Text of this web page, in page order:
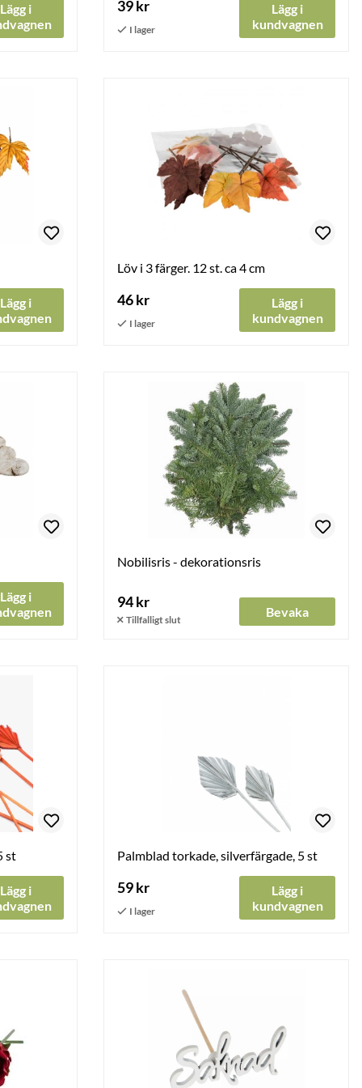
Lägg i
39 kr
Lägg i
kundvagnen
Lägg i
Löv i 3 färger. 12 st. ca 4 cm
46 kr
Lägg i
kundvagnen
Lägg i
Nobilisris - dekorationsris
94 kr
Bevaka
st
Lägg i
Palmblad torkade, silverfärgade, 5 st
59 kr
Lägg i
kundvagnen